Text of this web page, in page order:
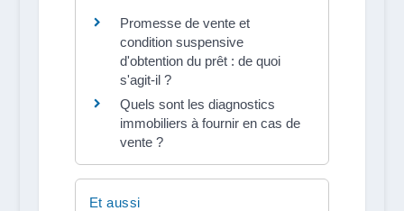
Promesse de vente et
condition suspensive
d'obtention du prêt : de quoi
s'agit-il ?
Quels sont les diagnostics
immobiliers à fournir en cas de
vente ?
Et aussi